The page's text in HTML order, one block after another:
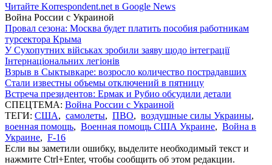
Читайте Korrespondent.net в Google News
Война России с Украиной
Провал сезона: Москва будет платить пособия работникам
турсектора Крыма
У Сухопутних військах зробили заяву щодо інтеграції
Інтернаціональних легіонів
Взрыв в Сыктывкаре: возросло количество пострадавших
Стали известны объемы отключений в пятницу
Встреча президентов: Ермак и Рубио обсудили детали
СПЕЦТЕМА: Война России с Украиной
ТЕГИ: США, самолеты, ПВО, воздушные силы Украины,
военная помощь, Военная помощь США Украине, Война в
Украине, F-16
Если вы заметили ошибку, выделите необходимый текст и
нажмите Ctrl+Enter, чтобы сообщить об этом редакции.